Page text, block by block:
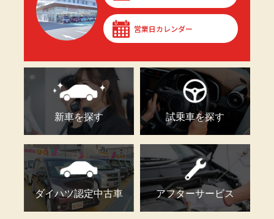
営業日カレンダー
新車を探す 試乗車を探す
ダイハツ認定中古車 アフターサービス